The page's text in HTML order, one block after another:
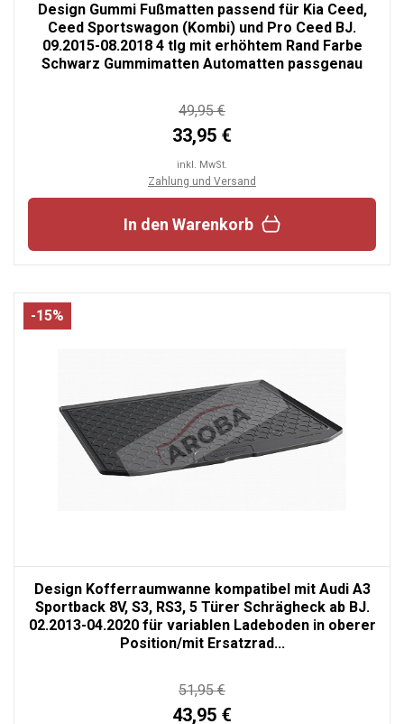
Design Gummi Fußmatten passend für Kia Ceed,
Ceed Sportswagon (Kombi) und Pro Ceed BJ.
09.2015-08.2018 4 tlg mit erhöhtem Rand Farbe
Schwarz Gummimatten Automatten passgenau
49,95 €
33,95 €
inkl. MwSt.
Zahlung und Versand
In den Warenkorb
-15%
Design Kofferraumwanne kompatibel mit Audi A3
Sportback 8V, S3, RS3, 5 Türer Schrägheck ab BJ.
02.2013-04.2020 für variablen Ladeboden in oberer
Position/mit Ersatzrad...
51,95 €
43,95 €